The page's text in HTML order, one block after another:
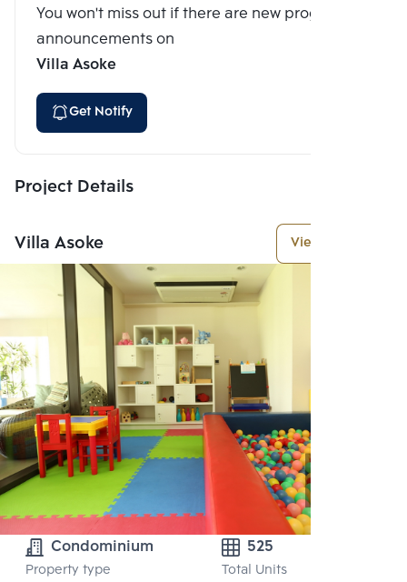
You won't miss out if there are new program
announcements on
Villa Asoke
Get Notify
Project Details
Villa Asoke View More
Condominium
Property type
525
Total Units